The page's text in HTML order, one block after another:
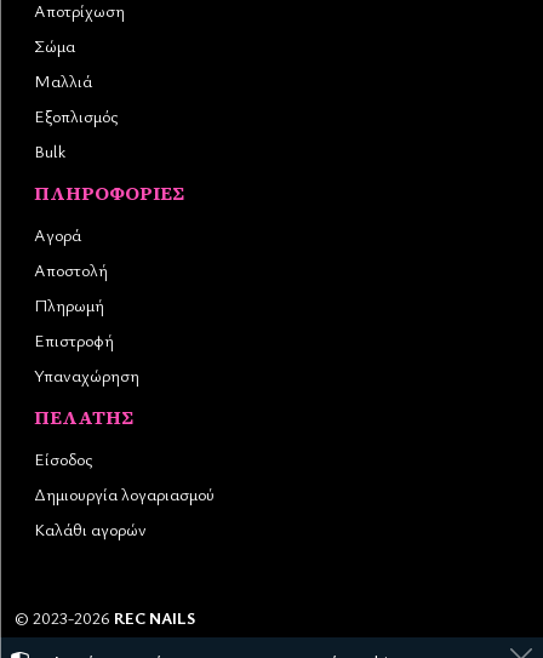
Αποτρίχωση
Σώμα
Μαλλιά
Εξοπλισμός
Bulk
ΠΛΗΡΟΦΟΡΊΕΣ
Αγορά
Αποστολή
Πληρωμή
Επιστροφή
Υπαναχώρηση
ΠΕΛΆΤΗΣ
Είσοδος
Δημιουργία λογαριασμού
Καλάθι αγορών
© 2023-2026 REC NAILS
Αριθμός ΓΕΜΗ:145976403000